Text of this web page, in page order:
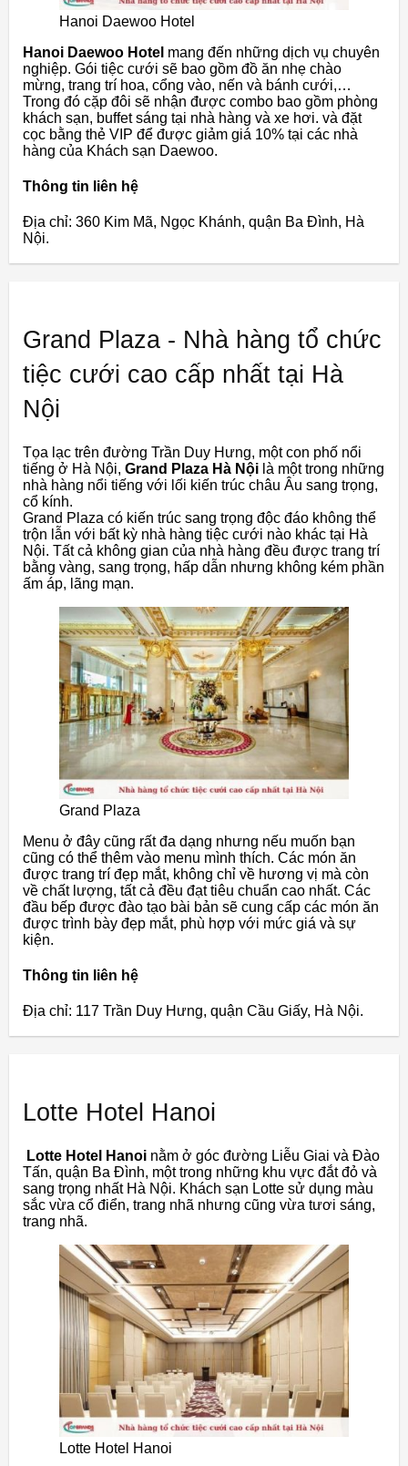
Hanoi Daewoo Hotel
Hanoi Daewoo Hotel mang đến những dịch vụ chuyên
nghiệp. Gói tiệc cưới sẽ bao gồm đồ ăn nhẹ chào
mừng, trang trí hoa, cổng vào, nến và bánh cưới,…
Trong đó cặp đôi sẽ nhận được combo bao gồm phòng
khách sạn, buffet sáng tại nhà hàng và xe hơi. và đặt
cọc bằng thẻ VIP để được giảm giá 10% tại các nhà
hàng của Khách sạn Daewoo.
Thông tin liên hệ
Địa chỉ: 360 Kim Mã, Ngọc Khánh, quận Ba Đình, Hà
Nội.
Grand Plaza - Nhà hàng tổ chức
tiệc cưới cao cấp nhất tại Hà
Nội
Tọa lạc trên đường Trần Duy Hưng, một con phố nổi
tiếng ở Hà Nội, Grand Plaza Hà Nội là một trong những
nhà hàng nổi tiếng với lối kiến ​​trúc châu Âu sang trọng,
cổ kính.
Grand Plaza có kiến ​​trúc sang trọng độc đáo không thể
trộn lẫn với bất kỳ nhà hàng tiệc cưới nào khác tại Hà
Nội. Tất cả không gian của nhà hàng đều được trang trí
bằng vàng, sang trọng, hấp dẫn nhưng không kém phần
ấm áp, lãng mạn.
Grand Plaza
Menu ở đây cũng rất đa dạng nhưng nếu muốn bạn
cũng có thể thêm vào menu mình thích. Các món ăn
được trang trí đẹp mắt, không chỉ về hương vị mà còn
về chất lượng, tất cả đều đạt tiêu chuẩn cao nhất. Các
đầu bếp được đào tạo bài bản sẽ cung cấp các món ăn
được trình bày đẹp mắt, phù hợp với mức giá và sự
kiện.
Thông tin liên hệ
Địa chỉ: 117 Trần Duy Hưng, quận Cầu Giấy, Hà Nội.
Lotte Hotel Hanoi
Lotte Hotel Hanoi nằm ở góc đường Liễu Giai và Đào
Tấn, quận Ba Đình, một trong những khu vực đắt đỏ và
sang trọng nhất Hà Nội. Khách sạn Lotte sử dụng màu
sắc vừa cổ điển, trang nhã nhưng cũng vừa tươi sáng,
trang nhã.
Lotte Hotel Hanoi